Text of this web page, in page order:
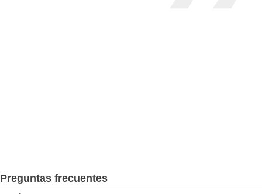
Preguntas frecuentes